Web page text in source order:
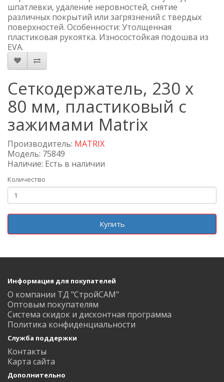
шпатлевки, удаление неровностей, снятие
различных покрытий или загрязнений с твердых
поверхностей. Особенности: Утолщенная
пластиковая рукоятка. Износостойкая подошва из
EVA.
Сеткодержатель, 230 х
80 мм, пластиковый с
зажимами Matrix
Производитель: MATRIX
Модель: 75849
Наличие: Есть в наличии
Количество
Купить
Информация для покупателей
О компании ТД "СтройСАМ"
Оптовым покупателям
Система скидок и дисконтная программа
Политика конфиденциальности
Служба поддержки
Контакты
Карта сайта
Дополнительно